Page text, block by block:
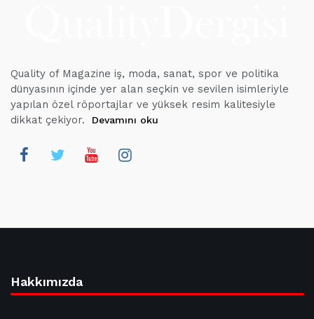
Quality of Magazine iş, moda, sanat, spor ve politika
dünyasının içinde yer alan seçkin ve sevilen isimleriyle
yapılan özel röportajlar ve yüksek resim kalitesiyle
dikkat çekiyor.
Devamını oku
Hakkımızda